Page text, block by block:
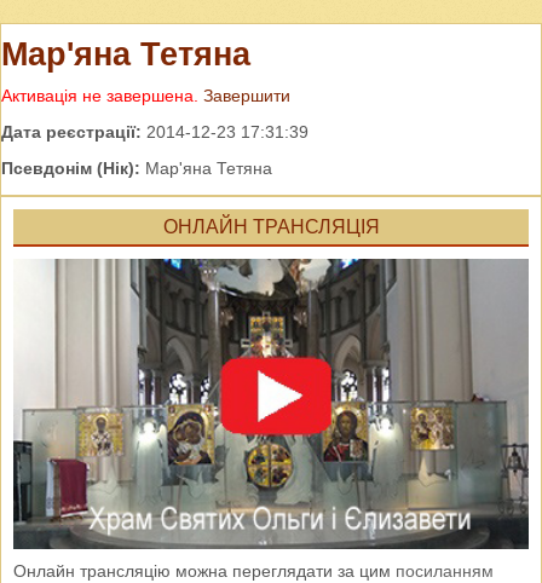
Мар'яна Тетяна
Активація не завершена. Завершити
Дата реєстрації: 2014-12-23 17:31:39
Псевдонім (Нік): Мар'яна Тетяна
ОНЛАЙН ТРАНСЛЯЦІЯ
Онлайн трансляцію можна переглядати за цим посиланням